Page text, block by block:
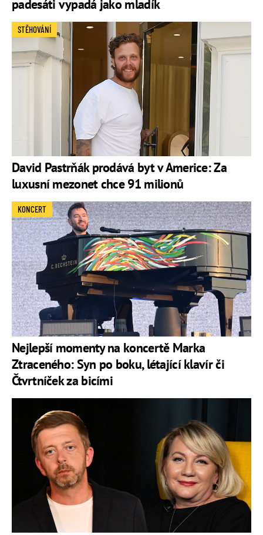
padesáti vypadá jako mladík
David Pastrňák prodává byt v Americe: Za
luxusní mezonet chce 91 milionů
STĚHOVÁNÍ
Nejlepší momenty na koncertě Marka
Ztraceného: Syn po boku, létající klavír či
Čtvrtníček za bicími
KONCERT